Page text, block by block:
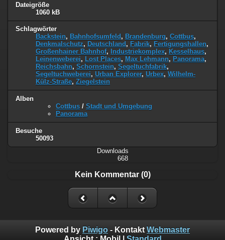
Dateigröße
1060 kB
Schlagwörter
Backstein, Bahnhofsumfeld , Brandenburg, Cottbus,
Denkmalschutz, Deutschland , Fabrik, Fertigungshallen,
Großenhainer Bahnhof, Industriekomplex, Kesselhaus,
Leinenweberei, Lost Places, Max Lehmann, Panorama,
Reichsbahn, Schornstein, Segeltuchfabrik,
Segeltuchweberei, Urban Explorer, Urbex, Wilhelm-
Külz-Straße, Ziegelstein
Alben
Cottbus / Stadt und Umgebung
Panorama
Besuche
50093
Downloads
668
Kein Kommentar (0)
Powered by Piwigo - Kontakt Webmaster